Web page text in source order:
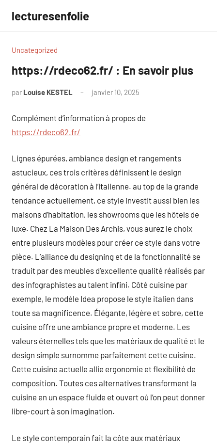
contenu
lecturesenfolie
Uncategorized
https://rdeco62.fr/ : En savoir plus
par Louise KESTEL janvier 10, 2025
Complément d’information à propos de
https://rdeco62.fr/
Lignes épurées, ambiance design et rangements
astucieux, ces trois critères définissent le design
général de décoration à l’italienne. au top de la grande
tendance actuellement, ce style investit aussi bien les
maisons d’habitation, les showrooms que les hôtels de
luxe. Chez La Maison Des Archis, vous aurez le choix
entre plusieurs modèles pour créer ce style dans votre
pièce. L’alliance du designing et de la fonctionnalité se
traduit par des meubles d’excellente qualité réalisés par
des infographistes au talent infini. Côté cuisine par
exemple, le modèle Idea propose le style italien dans
toute sa magnificence. Élégante, légère et sobre, cette
cuisine offre une ambiance propre et moderne. Les
valeurs éternelles tels que les matériaux de qualité et le
design simple surnomme parfaitement cette cuisine.
Cette cuisine actuelle allie ergonomie et flexibilité de
composition. Toutes ces alternatives transforment la
cuisine en un espace fluide et ouvert où l’on peut donner
libre-court à son imagination.
Le style contemporain fait la côte aux matériaux